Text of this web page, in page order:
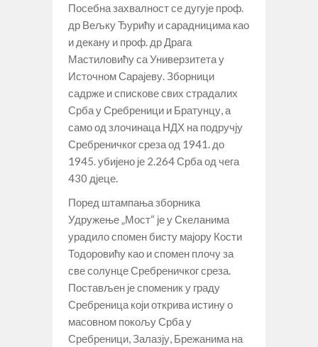
Посебна захвалност се дугује проф.
др Вељку Ђурићу и сарадницима као
и декану и проф. др Драга
Мастиловићу са Универзитета у
Источном Сарајеву. Зборници
садрже и спискове свих страдалих
Срба у Сребреници и Братунцу, а
само од злочинаца НДХ на подручју
Сребреничког среза од 1941. до
1945. убијено је 2.264 Срба од чега
430 дјеце.
Поред штампања зборника
Удружење „Мост“ је у Скеланима
урадило спомен бисту мајору Кости
Тодоровићу као и спомен плочу за
све солунце Сребреничког среза.
Постављен је споменик у граду
Сребреница који открива истину о
масовном покољу Срба у
Сребреници, Залазју, Брежанима на